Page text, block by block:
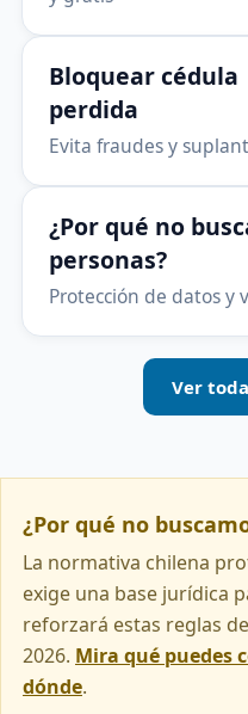
Bloquear cédula
perdida
Evita fraudes y
¿Por qué no
personas?
Protección de datos y
Ver
¿Por qué no
La normativa chilena
exige una base jurídica
reforzará estas reglas
2026. Mira qué puedes
dónde.